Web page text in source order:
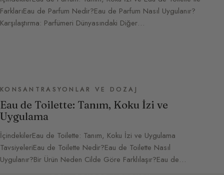
FarklarıEau de Parfum Nedir?Eau de Parfum Nasıl Uygulanır?
Karşılaştırma: Parfümeri Dünyasındaki Diğer…
KONSANTRASYONLAR VE DOZAJ
Eau de Toilette: Tanım, Koku İzi ve
Uygulama
İçindekilerEau de Toilette: Tanım, Koku İzi ve Uygulama
TavsiyeleriEau de Toilette Nedir?Eau de Toilette Nasıl
Uygulanır?Bir Ürün Neden Cilde Göre Farklılaşır?Eau de…